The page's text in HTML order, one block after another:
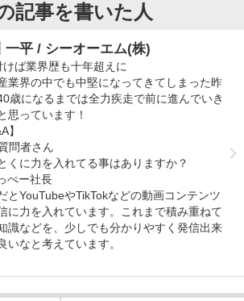
記事を書いた人
一平 / シーオーエム(株)
けば業界歴も十年超えに
業界の中でも中堅になってきてしまった昨
歳になるまでは全力疾走で前に進んでいき
思っています！
】
問者さん
くに力を入れてる事はありますか？
ぺー社長
とYouTubeやTikTokなどの動画コンテンツ
に力を入れています。これまで積み重ねて
識などを、少しでも分かりやすく発信出来
いなと考えています。